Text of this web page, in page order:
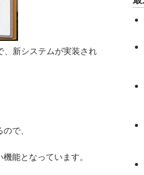
、新システムが実装され
で、
能となっています。